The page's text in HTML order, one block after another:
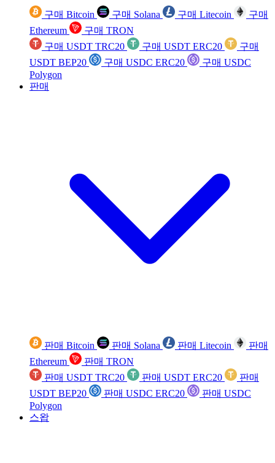
구매 Bitcoin 구매 Solana 구매 Litecoin
구매
Ethereum
구매 TRON
구매 USDT TRC20
구매 USDT ERC20
구매
USDT BEP20
구매 USDC ERC20
구매 USDC
Polygon
판매
판매 Bitcoin 판매 Solana 판매 Litecoin
판매
Ethereum
판매 TRON
판매 USDT TRC20
판매 USDT ERC20
판매
USDT BEP20
판매 USDC ERC20
판매 USDC
Polygon
스왑